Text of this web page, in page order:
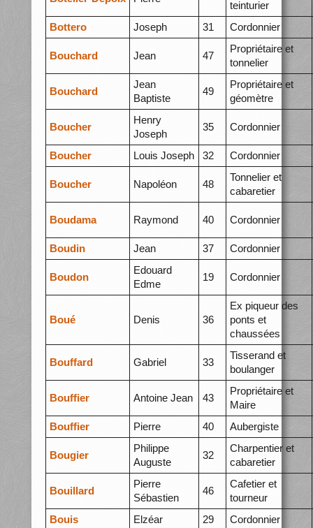
teinturier
Bottero
Joseph 31 Cordonnier
Bouchard Jean 47
Propriétaire et
tonnelier
Bouchard
Jean
Baptiste
49
Propriétaire et
géomètre
Boucher
Henry
Joseph
35 Cordonnier
Boucher Louis Joseph 32 Cordonnier
Boucher Napoléon 48
Tonnelier et
cabaretier
Boudama Raymond 40 Cordonnier
Boudin Jean 37 Cordonnier
Boudon
Edouard
Edme
19 Cordonnier
Boué Denis 36
Ex piqueur des
ponts et
chaussées
Bouffard Gabriel 33
Tisserand et
boulanger
Bouffier Antoine Jean 43
Propriétaire et
Maire
Bouffier
Pierre 40 Aubergiste
Bougier
Philippe
Auguste
32
Charpentier et
cabaretier
Bouillard
Pierre
Sébastien
46
Cafetier et
tourneur
Bouis
Elzéar 29
Cordonnier